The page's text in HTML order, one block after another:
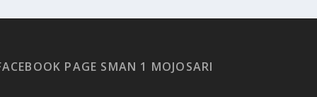
PAGE SMAN 1 MOJOSARI